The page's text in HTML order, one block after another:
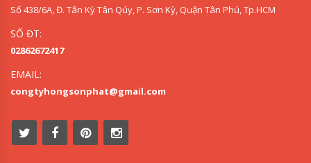
Số 438/6A, Đ. Tân Kỳ Tân Qúy, P. Sơn Kỳ, Quận Tân Phú, Tp.HCM
SỐ ĐT:
02862672417
EMAIL:
congtyhongsonphat@gmail.com